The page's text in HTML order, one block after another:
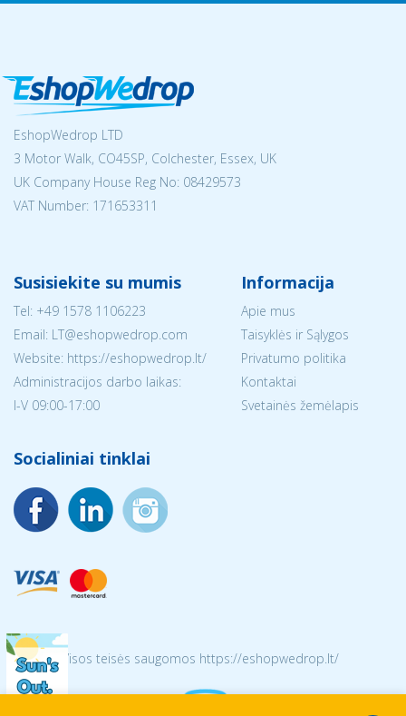
EshopWedrop LTD
3 Motor Walk, CO45SP, Colchester, Essex, UK
UK Company House Reg No: 08429573
VAT Number: 171653311
Susisiekite su mumis
Tel: +49 1578 1106223
Email: LT@eshopwedrop.com
Website: https://eshopwedrop.lt/
Administracijos darbo laikas:
I-V 09:00-17:00
Informacija
Apie mus
Taisyklės ir Sąlygos
Privatumo politika
Kontaktai
Svetainės žemėlapis
Socialiniai tinklai
© 2026 Visos teisės saugomos https://eshopwedrop.lt/